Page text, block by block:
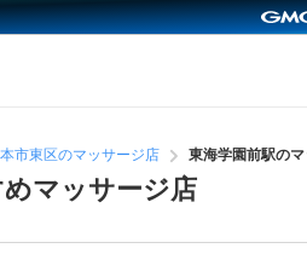
市東区のマッサージ店 東海学園前駅の
めマッサージ店